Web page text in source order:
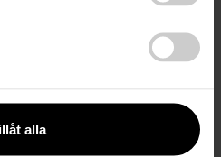
alla
Nordiska
i konkurs, 556736-6827
AB, 556736-6827,